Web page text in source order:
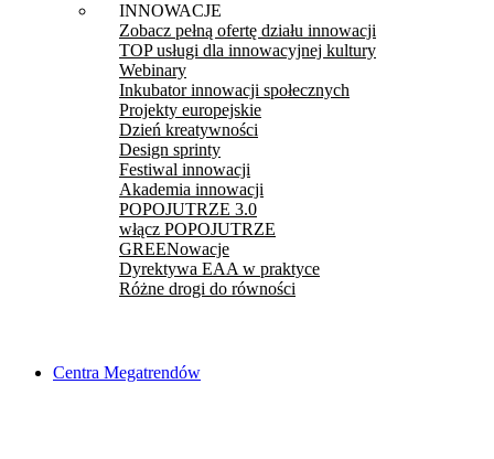
INNOWACJE
Zobacz pełną ofertę działu innowacji
TOP usługi dla innowacyjnej kultury
Webinary
Inkubator innowacji społecznych
Projekty europejskie
Dzień kreatywności
Design sprinty
Festiwal innowacji
Akademia innowacji
POPOJUTRZE 3.0
włącz POPOJUTRZE
GREENowacje
Dyrektywa EAA w praktyce
Różne drogi do równości
Centra Megatrendów